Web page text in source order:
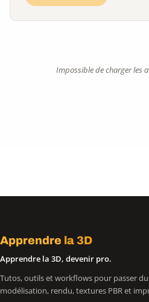
Impossible de charger les
Apprendre la 3D
Apprendre la 3D, devenir pro.
Tutos, outils et workflows pour passer
modélisation, rendu, textures PBR et